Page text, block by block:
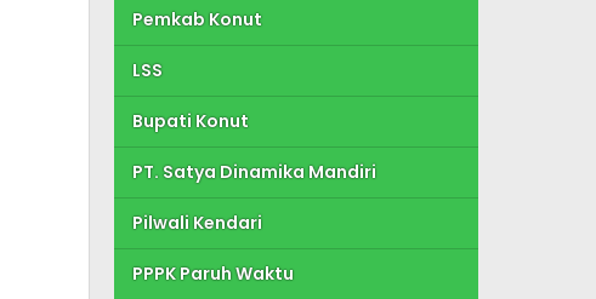
Pemkab Konut
LSS
Bupati Konut
PT. Satya Dinamika Mandiri
Pilwali Kendari
PPPK Paruh Waktu